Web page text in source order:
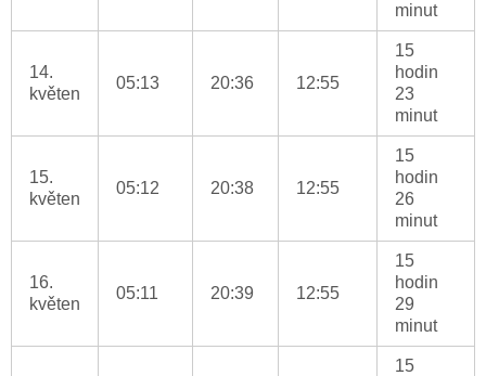
minut
14.
květen
05:13 20:36 12:55
15
hodin
23
minut
15.
květen
05:12 20:38 12:55
15
hodin
26
minut
16.
květen
05:11 20:39 12:55
15
hodin
29
minut
15